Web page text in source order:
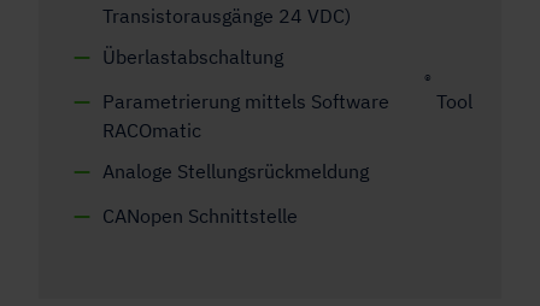
Transistorausgänge 24 VDC)
Überlastabschaltung
Parametrierung mittels Software
RACOmatic
®
Tool
Analoge Stellungsrückmeldung
CANopen Schnittstelle